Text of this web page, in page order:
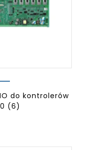
do kontrolerów
(6)